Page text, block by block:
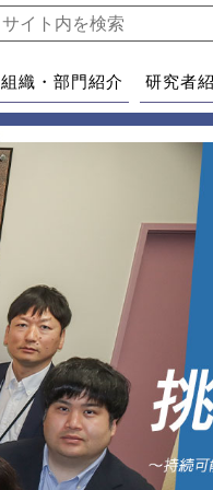
組織・部門紹介 研究者